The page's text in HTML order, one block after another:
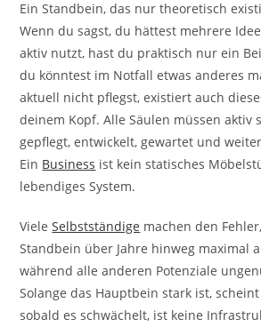
Ein Standbein, das nur theoretisch
Wenn du sagst, du hättest mehrere
aktiv nutzt, hast du praktisch nur ein
du könntest im Notfall etwas anderes
aktuell nicht pflegst, existiert auch
deinem Kopf. Alle Säulen müssen aktiv
gepflegt, entwickelt, gewartet und
Ein Business ist kein statisches
lebendiges System.
VieleSelbstständige machen den
Standbein über Jahre hinweg maximal
während alle anderen Potenziale
Solange das Hauptbein stark ist,
sobald es schwächelt, ist keine